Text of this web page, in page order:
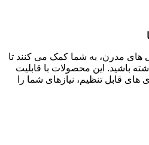
های مدرن، به شما کمک می کنند تا
باشید. این محصولات با قابلیت
قابل تنظیم، نیازهای شما را